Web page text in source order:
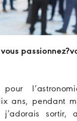
ans, pendant
j’adorais sortir,